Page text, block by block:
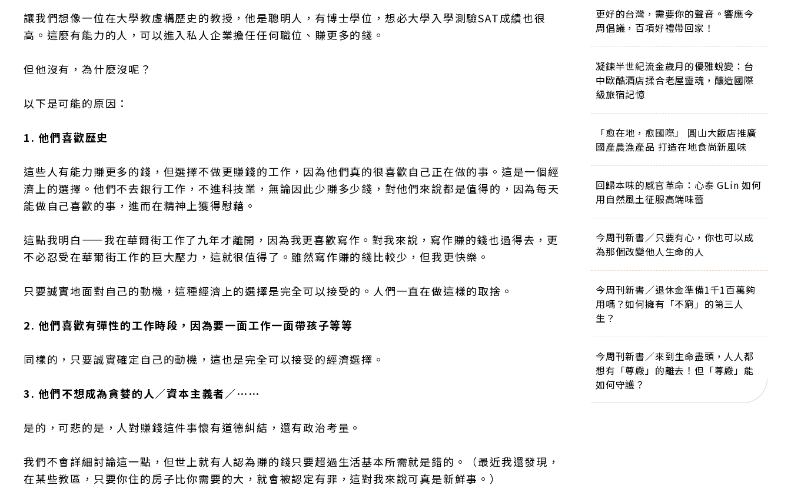
讓我們想像一位在大學教虛構歷史的教授，他是聰明人，有博士學位，想必大學入學測驗SAT成績也很
高。這麼有能力的人，可以進入私人企業擔任任何職位、賺更多的錢。
但他沒有，為什麼沒呢？
以下是可能的原因：
1. 他們喜歡歷史
這些人有能力賺更多的錢，但選擇不做更賺錢的工作，因為他們真的很喜歡自己正在做的事。這是一個經
濟上的選擇。他們不去銀行工作，不進科技業，無論因此少賺多少錢，對他們來說都是值得的，因為每天
能做自己喜歡的事，進而在精神上獲得慰藉。
這點我明白——我在華爾街工作了九年才離開，因為我更喜歡寫作。對我來說，寫作賺的錢也過得去，更
不必忍受在華爾街工作的巨大壓力，這就很值得了。雖然寫作賺的錢比較少，但我更快樂。
只要誠實地面對自己的動機，這種經濟上的選擇是完全可以接受的。人們一直在做這樣的取捨。
2. 他們喜歡有彈性的工作時段，因為要一面工作一面帶孩子等等
同樣的，只要誠實確定自己的動機，這也是完全可以接受的經濟選擇。
3. 他們不想成為貪婪的人／資本主義者／……
是的，可悲的是，人對賺錢這件事懷有道德糾結，還有政治考量。
我們不會詳細討論這一點，但世上就有人認為賺的錢只要超過生活基本所需就是錯的。（最近我還發現，
在某些教區，只要你住的房子比你需要的大，就會被認定有罪，這對我來說可真是新鮮事。）
更好的台灣，需要你的聲音。響應今
周倡議，百項好禮帶回家！
凝鍊半世紀流金歲月的優雅蛻變：台
中歐酷酒店揉合老屋靈魂，釀造國際
級旅宿記憶
「愈在地，愈國際」 圓山大飯店推廣
國產農漁產品 打造在地食尚新風味
回歸本味的感官革命：心泰 GLin 如何
用自然風土征服高端味蕾
今周刊新書／只要有心，你也可以成
為那個改變他人生命的人
今周刊新書／退休金準備1千1百萬夠
用嗎？如何擁有「不窮」的第三人
生？
今周刊新書／來到生命盡頭，人人都
想有「尊嚴」的離去！但「尊嚴」能
如何守護？